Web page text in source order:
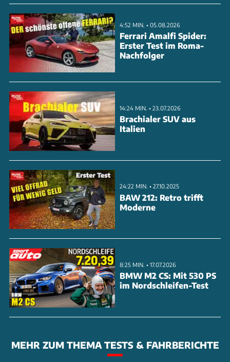
4:52 MIN. • 05.08.2026
Ferrari Amalfi Spider:
Erster Test im Roma-
Nachfolger
14:24 MIN. • 23.07.2026
Brachialer SUV aus
Italien
24:22 MIN. • 27.10.2025
BAW 212: Retro trifft
Moderne
8:25 MIN. • 17.07.2026
BMW M2 CS: Mit 530 PS
im Nordschleifen-Test
MEHR ZUM THEMA TESTS & FAHRBERICHTE